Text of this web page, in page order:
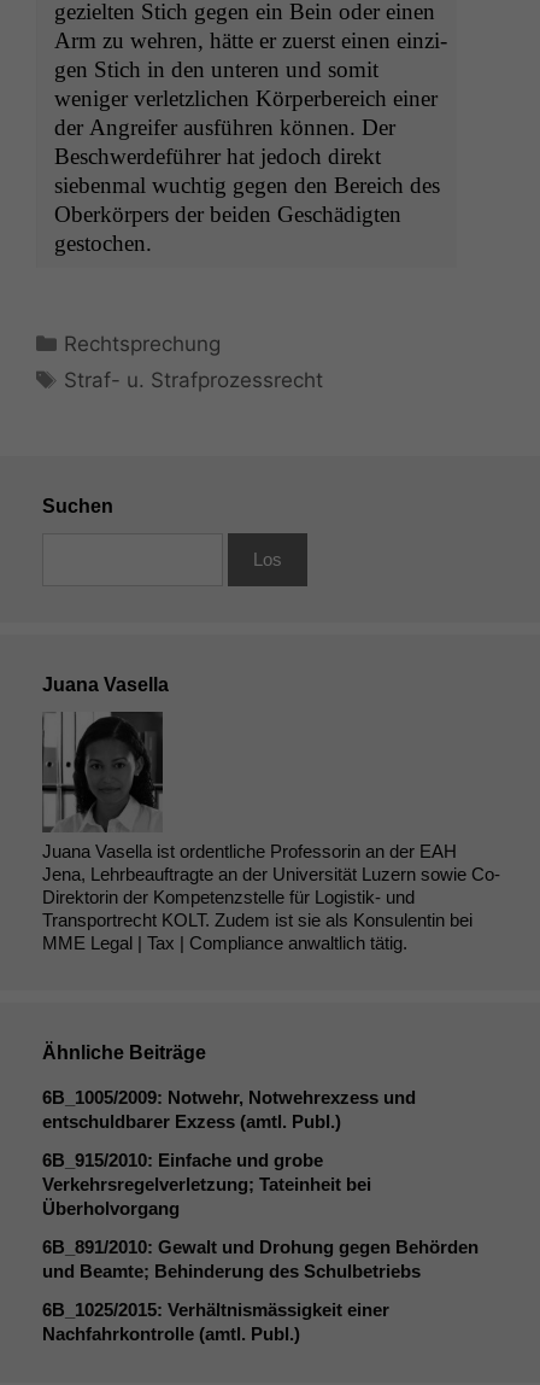
geziel­ten Stich gegen ein Bein oder einen
Arm zu wehren, hätte er zuerst einen einzi­
gen Stich in den unteren und somit
weniger ver­let­zlichen Kör­per­bere­ich ein­er
der Angreifer aus­führen kön­nen. Der
Beschw­erde­führer hat jedoch direkt
sieben­mal wuchtig gegen den Bere­ich des
Oberkör­pers der bei­den Geschädigten
gestochen.
Kategorien
Rechtsprechung
Schlagwörter
Straf- u. Strafprozessrecht
Suchen
Juana Vasella
Juana Vasella ist ordentliche Professorin an der EAH
Jena, Lehrbeauftragte an der Universität Luzern sowie Co-
Direktorin der Kompetenzstelle für Logistik- und
Transportrecht KOLT. Zudem ist sie als Konsulentin bei
MME Legal | Tax | Compliance anwaltlich tätig.
Ähnliche Beiträge
6B_1005/2009: Notwehr, Notwehrexzess und
entschuldbarer Exzess (amtl. Publ.)
6B_915/2010: Einfache und grobe
Verkehrsregelverletzung; Tateinheit bei
Überholvorgang
6B_891/2010: Gewalt und Drohung gegen Behörden
und Beamte; Behinderung des Schulbetriebs
6B_1025/2015: Verhältnismässigkeit einer
Nachfahrkontrolle (amtl. Publ.)
Notwendige
Diese
Cookies sind
optional, es
braucht sie,
Website